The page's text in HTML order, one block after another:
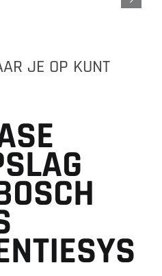
JE OP KUNT
SE
SLAG
OSCH
NTIESYS